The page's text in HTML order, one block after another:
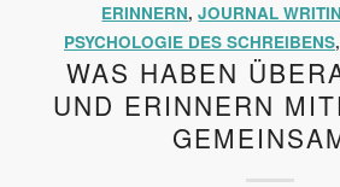
ERINNERN,JOURNAL
PSYCHOLOGIE DES SCHREIBENS,
WAS HABEN
UND ERINNERN